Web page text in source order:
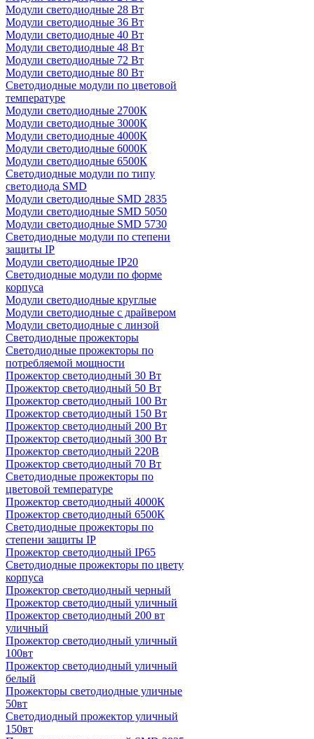
Модули светодиодные 28 Вт
Модули светодиодные 36 Вт
Модули светодиодные 40 Вт
Модули светодиодные 48 Вт
Модули светодиодные 72 Вт
Модули светодиодные 80 Вт
Светодиодные модули по цветовой
температуре
Модули светодиодные 2700К
Модули светодиодные 3000К
Модули светодиодные 4000К
Модули светодиодные 6000К
Модули светодиодные 6500К
Светодиодные модули по типу
светодиода SMD
Модули светодиодные SMD 2835
Модули светодиодные SMD 5050
Модули светодиодные SMD 5730
Светодиодные модули по степени
защиты IP
Модули светодиодные IP20
Светодиодные модули по форме
корпуса
Модули светодиодные круглые
Модули светодиодные с драйвером
Модули светодиодные с линзой
Светодиодные прожекторы
Светодиодные прожекторы по
потребляемой мощности
Прожектор светодиодный 30 Вт
Прожектор светодиодный 50 Вт
Прожектор светодиодный 100 Вт
Прожектор светодиодный 150 Вт
Прожектор светодиодный 200 Вт
Прожектор светодиодный 300 Вт
Прожектор светодиодный 220В
Прожектор светодиодный 70 Вт
Светодиодные прожекторы по
цветовой температуре
Прожектор светодиодный 4000К
Прожектор светодиодный 6500К
Светодиодные прожекторы по
степени защиты IP
Прожектор светодиодный IP65
Светодиодные прожекторы по цвету
корпуса
Прожектор светодиодный черный
Прожектор светодиодный уличный
Прожектор светодиодный 200 вт
уличный
Прожектор светодиодный уличный
100вт
Прожектор светодиодный уличный
белый
Прожекторы светодиодные уличные
50вт
Светодиодный прожектор уличный
150вт